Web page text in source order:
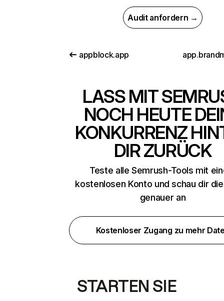
Audit anfordern →
appblock.app
LASS MIT
NOCH HEUTE
KONKURRENZ
DIR ZURÜCK
Teste alle Semrush-Tools mit
kostenlosen Konto und schau dir
genauer an
Kostenloser Zugang zu mehr
STARTEN SIE